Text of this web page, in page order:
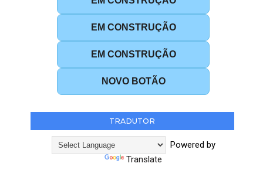
EM CONSTRUÇÃO
EM CONSTRUÇÃO
NOVO BOTÃO
TRADUTOR
Powered by
Translate